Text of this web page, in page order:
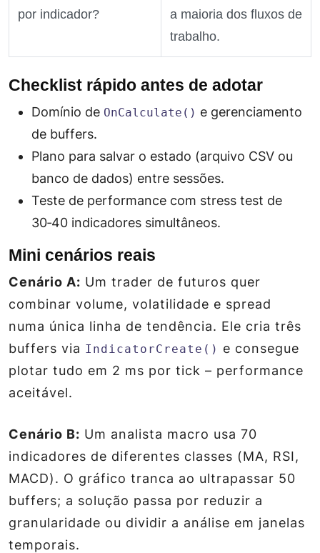
por indicador?
a maioria dos fluxos de
trabalho.
Checklist rápido antes de adotar
Domínio de OnCalculate() e gerenciamento
de buffers.
Plano para salvar o estado (arquivo CSV ou
banco de dados) entre sessões.
Teste de performance com stress test de
30‑40 indicadores simultâneos.
Mini cenários reais
Cenário A: Um trader de futuros quer
combinar volume, volatilidade e spread
numa única linha de tendência. Ele cria três
buffers via IndicatorCreate() e consegue
plotar tudo em 2 ms por tick – performance
aceitável.
Cenário B: Um analista macro usa 70
indicadores de diferentes classes (MA, RSI,
MACD). O gráfico tranca ao ultrapassar 50
buffers; a solução passa por reduzir a
granularidade ou dividir a análise em janelas
temporais.